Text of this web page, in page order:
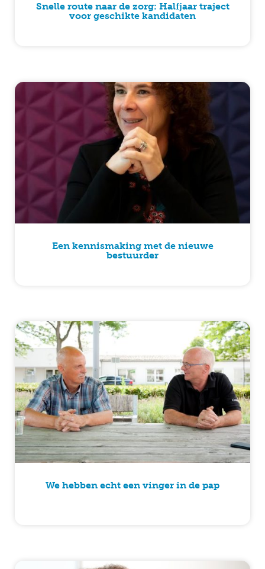
Snelle route naar de zorg: Halfjaar traject
voor geschikte kandidaten
Een kennismaking met de nieuwe
bestuurder
We hebben echt een vinger in de pap